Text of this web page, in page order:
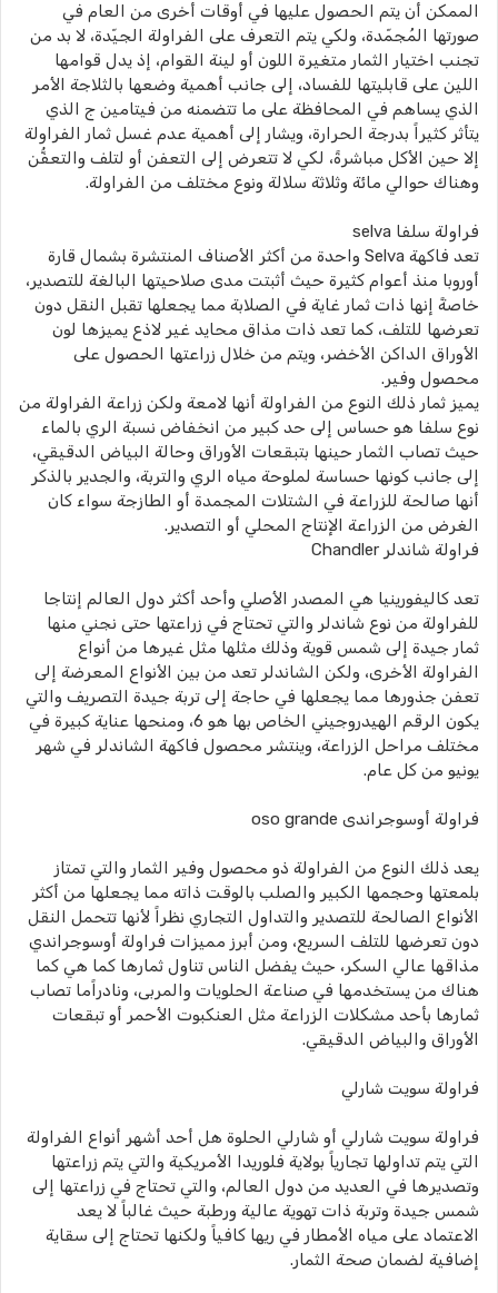
الممكن أن يتم الحصول عليها في أوقات أخرى من العام في
صورتها المُجمّدة، ولكي يتم التعرف على الفراولة الجيّدة، لا بد من
تجنب اختيار الثمار متغيرة اللون أو لينة القوام، إذ يدل قوامها
اللين على قابليتها للفساد، إلى جانب أهمية وضعها بالثلاجة الأمر
الذي يساهم في المحافظة على ما تتضمنه من فيتامين ج الذي
يتأثر كثيراً بدرجة الحرارة، ويشار إلى أهمية عدم غسل ثمار الفراولة
إلا حين الأكل مباشرةً، لكي لا تتعرض إلى التعفن أو لتلف والتعفُّن
وهناك حوالي مائة وثلاثة سلالة ونوع مختلف من الفراولة.
فراولة سلفا selva
تعد فاكهة Selva واحدة من أكثر الأصناف المنتشرة بشمال قارة
أوروبا منذ أعوام كثيرة حيث أثبتت مدى صلاحيتها البالغة للتصدير،
خاصةً إنها ذات ثمار غاية في الصلابة مما يجعلها تقبل النقل دون
تعرضها للتلف، كما تعد ذات مذاق محايد غير لاذع يميزها لون
الأوراق الداكن الأخضر، ويتم من خلال زراعتها الحصول على
محصول وفير.
يميز ثمار ذلك النوع من الفراولة أنها لامعة ولكن زراعة الفراولة من
نوع سلفا هو حساس إلى حد كبير من انخفاض نسبة الري بالماء
حيث تصاب الثمار حينها بتبقعات الأوراق وحالة البياض الدقيقي،
إلى جانب كونها حساسة لملوحة مياه الري والتربة، والجدير بالذكر
أنها صالحة للزراعة في الشتلات المجمدة أو الطازجة سواء كان
الغرض من الزراعة الإنتاج المحلي أو التصدير.
فراولة شاندلر Chandler
تعد كاليفورينيا هي المصدر الأصلي وأحد أكثر دول العالم إنتاجا
للفراولة من نوع شاندلر والتي تحتاج في زراعتها حتى نجني منها
ثمار جيدة إلى شمس قوية وذلك مثلها مثل غيرها من أنواع
الفراولة الأخرى، ولكن الشاندلر تعد من بين الأنواع المعرضة إلى
تعفن جذورها مما يجعلها في حاجة إلى تربة جيدة التصريف والتي
يكون الرقم الهيدروجيني الخاص بها هو 6، ومنحها عناية كبيرة في
مختلف مراحل الزراعة، وينتشر محصول فاكهة الشاندلر في شهر
يونيو من كل عام.
فراولة أوسوجراندى oso grande
يعد ذلك النوع من الفراولة ذو محصول وفير الثمار والتي تمتاز
بلمعتها وحجمها الكبير والصلب بالوقت ذاته مما يجعلها من أكثر
الأنواع الصالحة للتصدير والتداول التجاري نظراً لأنها تتحمل النقل
دون تعرضها للتلف السريع، ومن أبرز مميزات فراولة أوسوجراندي
مذاقها عالي السكر، حيث يفضل الناس تناول ثمارها كما هي كما
هناك من يستخدمها في صناعة الحلويات والمربى، ونادراًما تصاب
ثمارها بأحد مشكلات الزراعة مثل العنكبوت الأحمر أو تبقعات
الأوراق والبياض الدقيقي.
فراولة سويت شارلي
فراولة سويت شارلي أو شارلي الحلوة هل أحد أشهر أنواع الفراولة
التي يتم تداولها تجارياً بولاية فلوريدا الأمريكية والتي يتم زراعتها
وتصديرها في العديد من دول العالم، والتي تحتاج في زراعتها إلى
شمس جيدة وتربة ذات تهوية عالية ورطبة حيث غالباً لا يعد
الاعتماد على مياه الأمطار في ريها كافياً ولكنها تحتاج إلى سقاية
إضافية لضمان صحة الثمار.